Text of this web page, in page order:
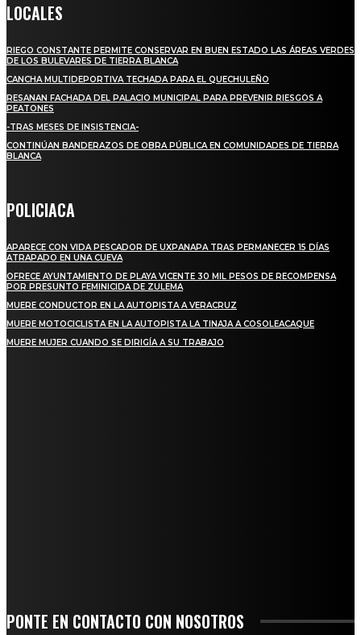
LOCALES
RIEGO CONSTANTE PERMITE CONSERVAR EN BUEN ESTADO LAS ÁREAS VERDES
DE LOS BULEVARES DE TIERRA BLANCA
CANCHA MULTIDEPORTIVA TECHADA PARA EL QUECHULEÑO
RESANAN FACHADA DEL PALACIO MUNICIPAL PARA PREVENIR RIESGOS A
PEATONES
-TRAS MESES DE INSISTENCIA-
CONTINÚAN BANDERAZOS DE OBRA PÚBLICA EN COMUNIDADES DE TIERRA
BLANCA
POLICIACA
APARECE CON VIDA PESCADOR DE UXPANAPA TRAS PERMANECER 15 DÍAS
ATRAPADO EN UNA CUEVA
OFRECE AYUNTAMIENTO DE PLAYA VICENTE 30 MIL PESOS DE RECOMPENSA
POR PRESUNTO FEMINICIDA DE ZULEMA
MUERE CONDUCTOR EN LA AUTOPISTA A VERACRUZ
MUERE MOTOCICLISTA EN LA AUTOPISTA LA TINAJA A COSOLEACAQUE
MUERE MUJER CUANDO SE DIRIGÍA A SU TRABAJO
PONTE EN CONTACTO CON NOSOTROS